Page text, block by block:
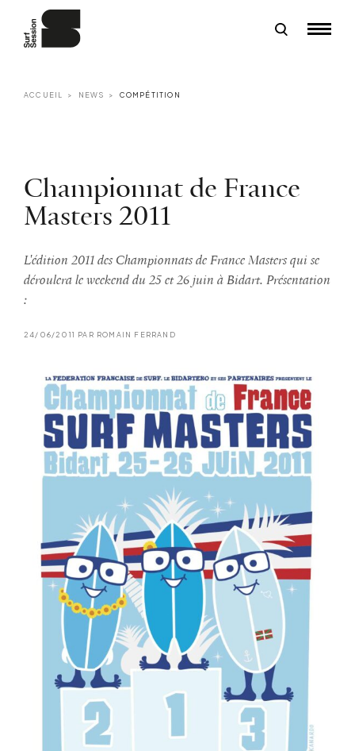
ACCUEIL NEWS COMPÉTITION
Championnat de France
Masters 2011
L'édition 2011 des Championnats de France Masters qui se
déroulera le weekend du 25 et 26 juin à Bidart. Présentation
:
24/06/2011 PAR ROMAIN FERRAND